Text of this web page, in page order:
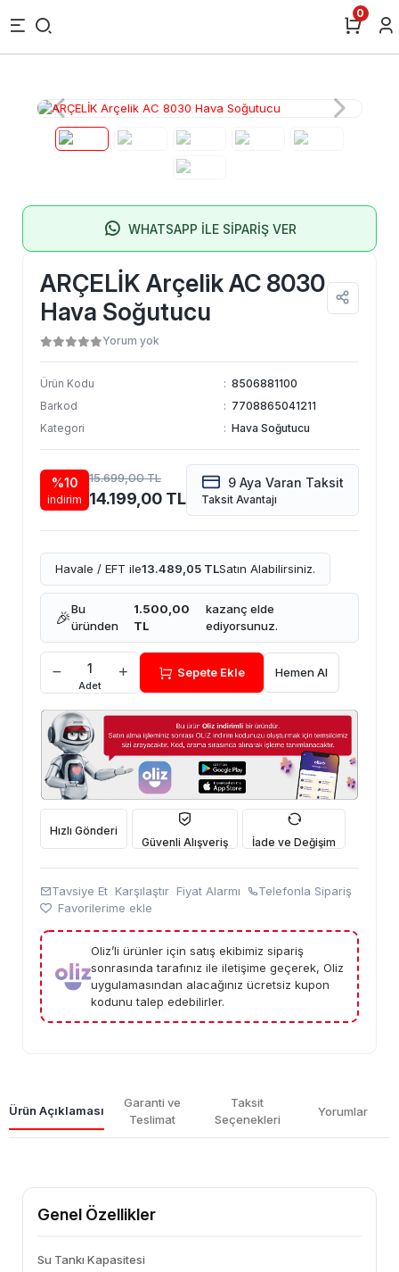
0
WHATSAPP İLE SİPARİŞ VER
ARÇELİK Arçelik AC 8030
Hava Soğutucu
Yorum yok
Ürün Kodu : 8506881100
Barkod
: 7708865041211
Kategori
: Hava Soğutucu
%10
indirim
15.699,00 TL
14.199,00 TL
9 Aya Varan Taksit
Taksit Avantajı
Havale / EFT ile13.489,05 TLSatın Alabilirsiniz.
🎉Bu
üründen
1.500,00
TL
kazanç elde
ediyorsunuz.
Adet
Sepete Ekle Hemen Al
Hızlı Gönderi
Güvenli Alışveriş
İade ve Değişim
Tavsiye Et Karşılaştır Fiyat Alarmı
Telefonla Sipariş
Favorilerime ekle
Oliz’li ürünler için satış ekibimiz sipariş
sonrasında tarafınız ile iletişime geçerek, Oliz
uygulamasından alacağınız ücretsiz kupon
kodunu talep edebilirler.
Ürün Açıklaması
Garanti ve
Teslimat
Taksit
Seçenekleri
Yorumlar
Genel Özellikler
Su Tankı Kapasitesi